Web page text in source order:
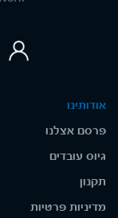
אודותינו
פרסם אצלנו
גיוס עובדים
תקנון
מדיניות פרטיות